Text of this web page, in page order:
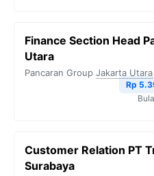
Finance Section Head
Utara
Pancaran Group Jakarta Utara
Rp
Customer Relation PT
Surabaya